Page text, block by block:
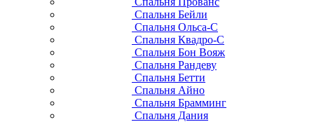
Спальня Бейли
Спальня Ольса-С
Спальня Квадро-С
Спальня Бон Вояж
Спальня Рандеву
Спальня Бетти
Спальня Айно
Спальня Брамминг
Спальня Дания